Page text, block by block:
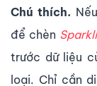
Chú thích.
để chèn
trước dữ liệu
loại. Chỉ cần